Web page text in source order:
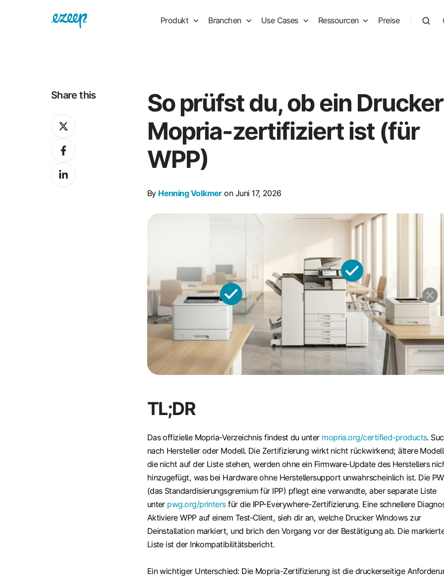
Produkt Branchen Use Cases Ressourcen Preise
So prüfst du, ob ein Drucker
Mopria-zertifiziert ist (für
WPP)
By Henning Volkmeron Juni 17, 2026
TL;DR
Das offizielle Mopria-Verzeichnis findest du unter mopria.org/certified-products.
nach Hersteller oder Modell. Die Zertifizierung wirkt nicht rückwirkend; ältere
die nicht auf der Liste stehen, werden ohne ein Firmware‑Update des Herstellers
hinzugefügt, was bei Hardware ohne Herstellersupport unwahrscheinlich ist. Die
(das Standardisierungsgremium für IPP) pflegt eine verwandte, aber separate Liste
unter pwg.org/printers für die IPP-Everywhere-Zertifizierung. Eine schnellere
Aktiviere WPP auf einem Test‑Client, sieh dir an, welche Drucker Windows zur
Deinstallation markiert, und brich den Vorgang vor der Bestätigung ab. Die
Liste ist der Inkompatibilitätsbericht.
Ein wichtiger Unterschied: Die Mopria-Zertifizierung ist die druckerseitige
Share this
Share
on
XShare
on
Facebook
Share
on